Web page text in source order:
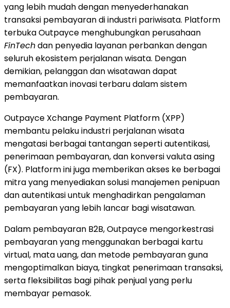
yang lebih mudah dengan menyederhanakan
transaksi pembayaran di industri pariwisata. Platform
terbuka Outpayce menghubungkan perusahaan
FinTechdan penyedia layanan perbankan dengan
seluruh ekosistem perjalanan wisata. Dengan
demikian, pelanggan dan wisatawan dapat
memanfaatkan inovasi terbaru dalam sistem
pembayaran.
Outpayce Xchange Payment Platform (XPP)
membantu pelaku industri perjalanan wisata
mengatasi berbagai tantangan seperti autentikasi,
penerimaan pembayaran, dan konversi valuta asing
(FX). Platform ini juga memberikan akses ke berbagai
mitra yang menyediakan solusi manajemen penipuan
dan autentikasi untuk menghadirkan pengalaman
pembayaran yang lebih lancar bagi wisatawan.
Dalam pembayaran B2B, Outpayce mengorkestrasi
pembayaran yang menggunakan berbagai kartu
virtual, mata uang, dan metode pembayaran guna
mengoptimalkan biaya, tingkat penerimaan transaksi,
serta fleksibilitas bagi pihak penjual yang perlu
membayar pemasok.